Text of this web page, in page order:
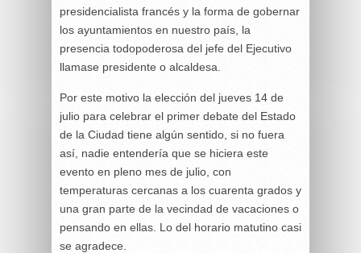
presidencialista francés y la forma de gobernar
los ayuntamientos en nuestro país, la
presencia todopoderosa del jefe del Ejecutivo
llamase presidente o alcaldesa.
Por este motivo la elección del jueves 14 de
julio para celebrar el primer debate del Estado
de la Ciudad tiene algún sentido, si no fuera
así, nadie entendería que se hiciera este
evento en pleno mes de julio, con
temperaturas cercanas a los cuarenta grados y
una gran parte de la vecindad de vacaciones o
pensando en ellas. Lo del horario matutino casi
se agradece.